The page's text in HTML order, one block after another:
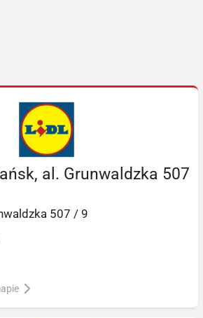
al. Grunwaldzka 507
507 / 9